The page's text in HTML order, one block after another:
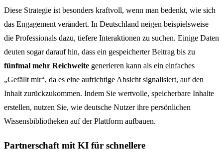
Diese Strategie ist besonders kraftvoll, wenn man bedenkt, wie sich
das Engagement verändert. In Deutschland neigen beispielsweise
die Professionals dazu, tiefere Interaktionen zu suchen. Einige Daten
deuten sogar darauf hin, dass ein gespeicherter Beitrag bis zu
fünfmal mehr Reichweite generieren kann als ein einfaches
„Gefällt mir“, da es eine aufrichtige Absicht signalisiert, auf den
Inhalt zurückzukommen. Indem Sie wertvolle, speicherbare Inhalte
erstellen, nutzen Sie, wie deutsche Nutzer ihre persönlichen
Wissensbibliotheken auf der Plattform aufbauen.
Partnerschaft mit KI für schnellere